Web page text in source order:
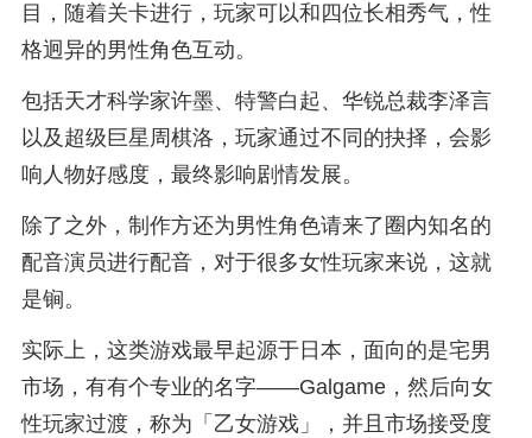
目，随着关卡进行，玩家可以和四位长相秀气，性
格迥异的男性角色互动。
包括天才科学家许墨、特警白起、华锐总裁李泽言
以及超级巨星周棋洛，玩家通过不同的抉择，会影
响人物好感度，最终影响剧情发展。
除了之外，制作方还为男性角色请来了圈内知名的
配音演员进行配音，对于很多女性玩家来说，这就
是锏。
实际上，这类游戏最早起源于日本，面向的是宅男
市场，有有个专业的名字——Galgame，然后向女
性玩家过渡，称为「乙女游戏」，并且市场接受度